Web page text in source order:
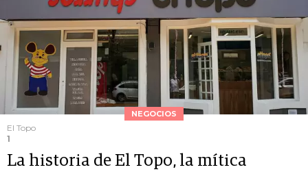
NEGOCIOS
El Topo
1
La historia de El Topo, la mítica